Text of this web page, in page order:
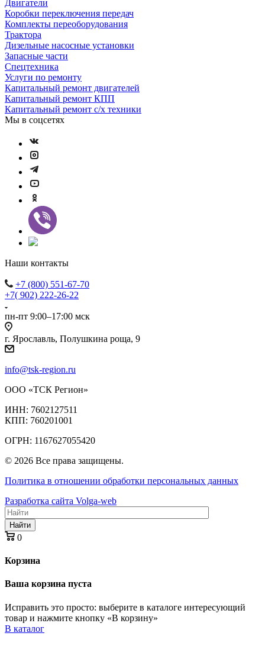
Двигатели
Коробки переключения передач
Комплекты переоборудования
Трактора
Дизельные насосные установки
Запасные части
Спецтехника
Услуги по ремонту
Капитальный ремонт двигателей
Капитальный ремонт КПП
Капитальный ремонт с/х техники
Мы в соцсетях
Наши контакты
+7 (800) 551-67-70
+7( 902) 222-26-22
пн-пт 9:00–17:00 мск
г. Ярославль, Полушкина роща, 9
info@tsk-region.ru
ООО «ТСК Регион»
ИНН: 7602127511
КПП: 760201001
ОГРН: 1167627055420
© 2026 Все права защищены.
Политика в отношении обработки персональных данных
Разработка сайта Volga-web
Найти
0
Корзина
Ваша корзина пуста
Исправить это просто: выберите в каталоге интересующий
товар и нажмите кнопку «В корзину»
В каталог